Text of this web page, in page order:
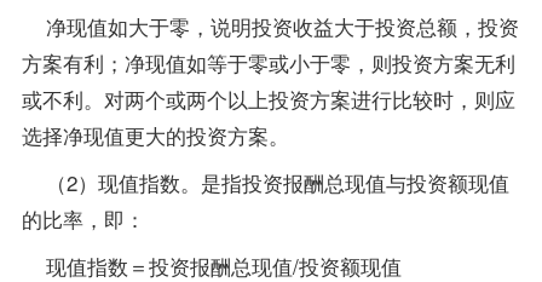
净现值如大于零，说明投资收益大于投资总额，投资
方案有利；净现值如等于零或小于零，则投资方案无利
或不利。对两个或两个以上投资方案进行比较时，则应
选择净现值更大的投资方案。
（2）现值指数。是指投资报酬总现值与投资额现值
的比率，即：
现值指数＝投资报酬总现值/投资额现值